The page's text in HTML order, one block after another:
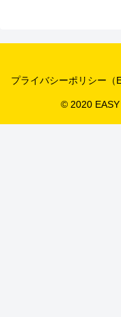
プライバシーポリシー（
© 2020 EASY